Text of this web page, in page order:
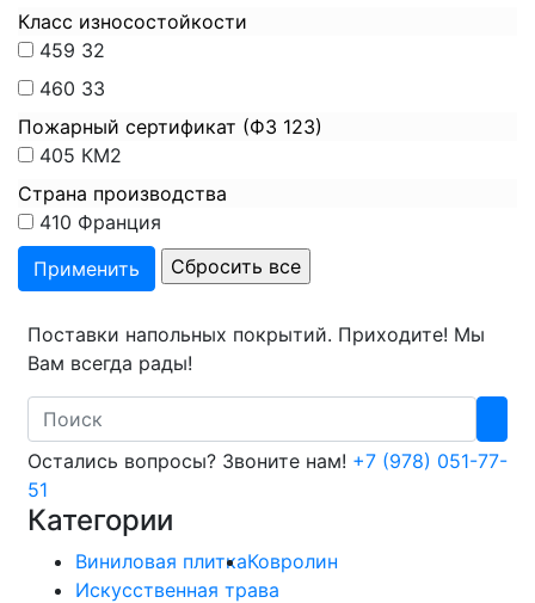
Класс износостойкости
459 32
460 33
Пожарный сертификат (ФЗ 123)
405 КМ2
Страна производства
410 Франция
Поставки напольных покрытий. Приходите! Мы
Вам всегда рады!
Search
Остались вопросы? Звоните нам! +7 (978) 051-77-
51
Категории
Виниловая плиткаКовролин
Искусственная трава